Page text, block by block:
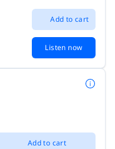
Add to cart
Listen now
Add to cart